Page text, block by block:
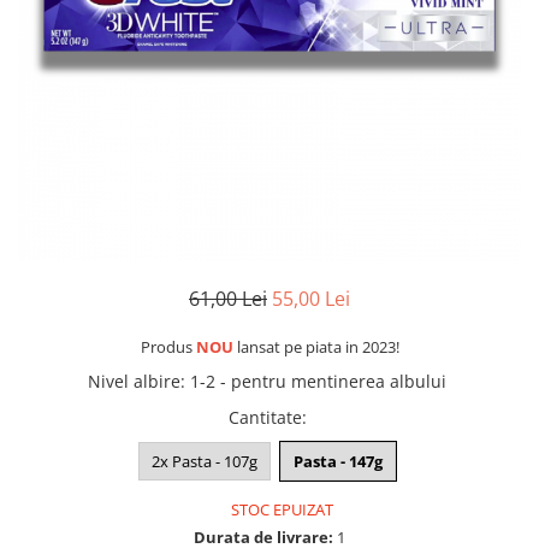
61,00 Lei 55,00 Lei
Produs NOU lansat pe piata in 2023!
Nivel albire: 1-2 - pentru mentinerea albului
Cantitate:
2x Pasta - 107g Pasta - 147g
STOC EPUIZAT
Durata de livrare: 1